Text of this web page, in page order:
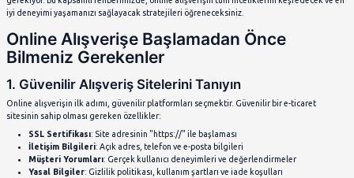
Online alışveriş, modern hayatımızın ayrılmaz bir parçası
alışveriş dünyasında güvenli ve akıllı tercihler yapmak için